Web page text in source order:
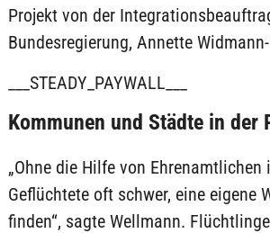
Projekt von der
Bundesregierung, Annette
___STEADY_PAYWALL___
Kommunen und Städte in der
„Ohne die Hilfe von Ehrenamtlichen
Geflüchtete oft schwer, eine eigene
finden“, sagte Wellmann.